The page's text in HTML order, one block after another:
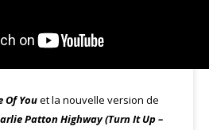
Of Youet la nouvelle version de
Patton Highway (Turn It Up –